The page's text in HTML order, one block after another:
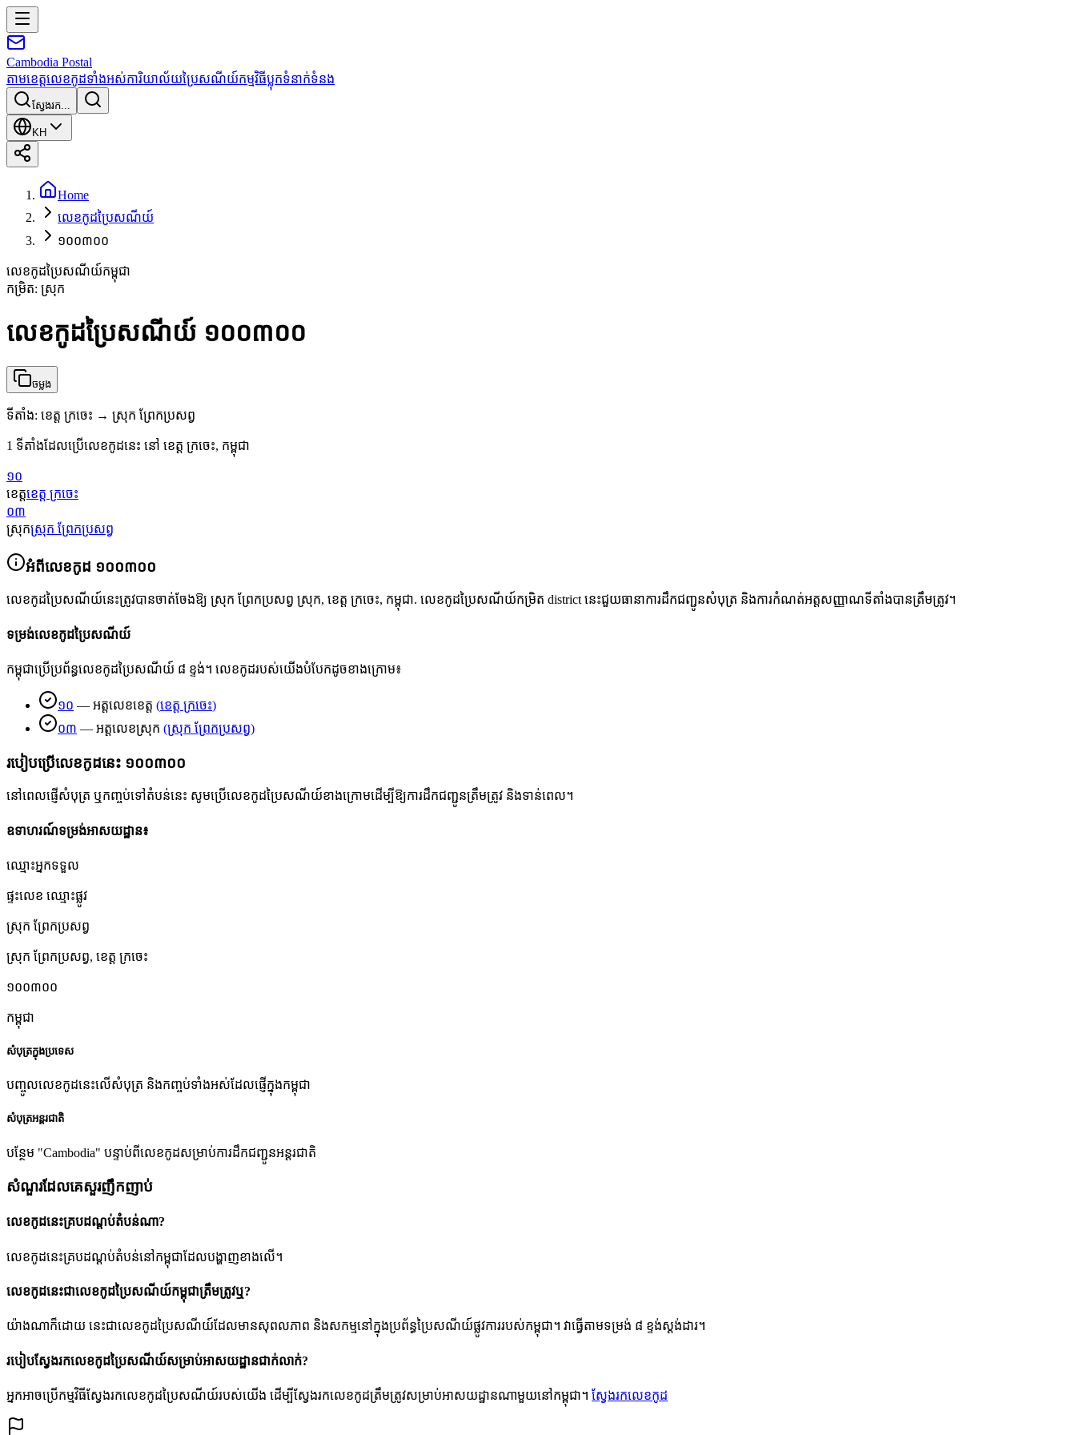
Cambodia Postal
តាមខេត្តលេខកូដទាំងអស់ការិយាល័យប្រៃសណីយ៍កម្មវិធីប្លុកទំនាក់ទំនង
ស្វែងរក...
KH
Home
លេខកូដប្រៃសណីយ៍
១០០៣០០
លេខកូដប្រៃសណីយ៍កម្ពុជា
កម្រិត: ស្រុក
លេខកូដប្រៃសណីយ៍ ១០០៣០០
ចម្លង
ទីតាំង: ខេត្ត ក្រចេះ → ស្រុក ព្រែកប្រសព្វ
1 ទីតាំងដែលប្រើលេខកូដនេះ នៅ ខេត្ត ក្រចេះ, កម្ពុជា
១០
ខេត្តខេត្ត ក្រចេះ
០៣
ស្រុកស្រុក ព្រែកប្រសព្វ
អំពីលេខកូដ ១០០៣០០
លេខកូដប្រៃសណីយ៍នេះត្រូវបានចាត់ចែងឱ្យ ស្រុក ព្រែកប្រសព្វ ស្រុក, ខេត្ត ក្រចេះ, កម្ពុជា. លេខកូដប្រៃសណីយ៍កម្រិត district នេះជួយធានាការដឹកជញ្ជូនសំបុត្រ និងការកំណត់អត្តសញ្ញាណទីតាំងបានត្រឹមត្រូវ។
ទម្រង់លេខកូដប្រៃសណីយ៍
កម្ពុជាប្រើប្រព័ន្ធលេខកូដប្រៃសណីយ៍ ៨ ខ្ទង់។ លេខកូដរបស់យើងបំបែកដូចខាងក្រោម៖
១០ — អត្តលេខខេត្ត (ខេត្ត ក្រចេះ)
០៣ — អត្តលេខស្រុក (ស្រុក ព្រែកប្រសព្វ)
របៀបប្រើលេខកូដនេះ ១០០៣០០
នៅពេលផ្ញើសំបុត្រ ឬកញ្ចប់ទៅតំបន់នេះ សូមប្រើលេខកូដប្រៃសណីយ៍ខាងក្រោមដើម្បីឱ្យការដឹកជញ្ជូនត្រឹមត្រូវ និងទាន់ពេល។
ឧទាហរណ៍ទម្រង់អាសយដ្ឋាន៖
ឈ្មោះអ្នកទទួល
ផ្ទះលេខ ឈ្មោះផ្លូវ
ស្រុក ព្រែកប្រសព្វ
ស្រុក ព្រែកប្រសព្វ, ខេត្ត ក្រចេះ
១០០៣០០
កម្ពុជា
សំបុត្រក្នុងប្រទេស
បញ្ចូលលេខកូដនេះលើសំបុត្រ និងកញ្ចប់ទាំងអស់ដែលផ្ញើក្នុងកម្ពុជា
សំបុត្រអន្តរជាតិ
បន្ថែម "Cambodia" បន្ទាប់ពីលេខកូដសម្រាប់ការដឹកជញ្ជូនអន្តរជាតិ
សំណួរដែលគេសួរញឹកញាប់
លេខកូដនេះគ្របដណ្តប់តំបន់ណា?
លេខកូដនេះគ្របដណ្តប់តំបន់នៅកម្ពុជាដែលបង្ហាញខាងលើ។
លេខកូដនេះជាលេខកូដប្រៃសណីយ៍កម្ពុជាត្រឹមត្រូវឬ?
យ៉ាងណាក៏ដោយ នេះជាលេខកូដប្រៃសណីយ៍ដែលមានសុពលភាព និងសកម្មនៅក្នុងប្រព័ន្ធប្រៃសណីយ៍ផ្លូវការរបស់កម្ពុជា។ វាធ្វើតាមទម្រង់ ៨ ខ្ទង់ស្តង់ដារ។
របៀបស្វែងរកលេខកូដប្រៃសណីយ៍សម្រាប់អាសយដ្ឋានជាក់លាក់?
អ្នកអាចប្រើកម្មវិធីស្វែងរកលេខកូដប្រៃសណីយ៍របស់យើង ដើម្បីស្វែងរកលេខកូដត្រឹមត្រូវសម្រាប់អាសយដ្ឋានណាមួយនៅកម្ពុជា។ ស្វែងរកលេខកូដ